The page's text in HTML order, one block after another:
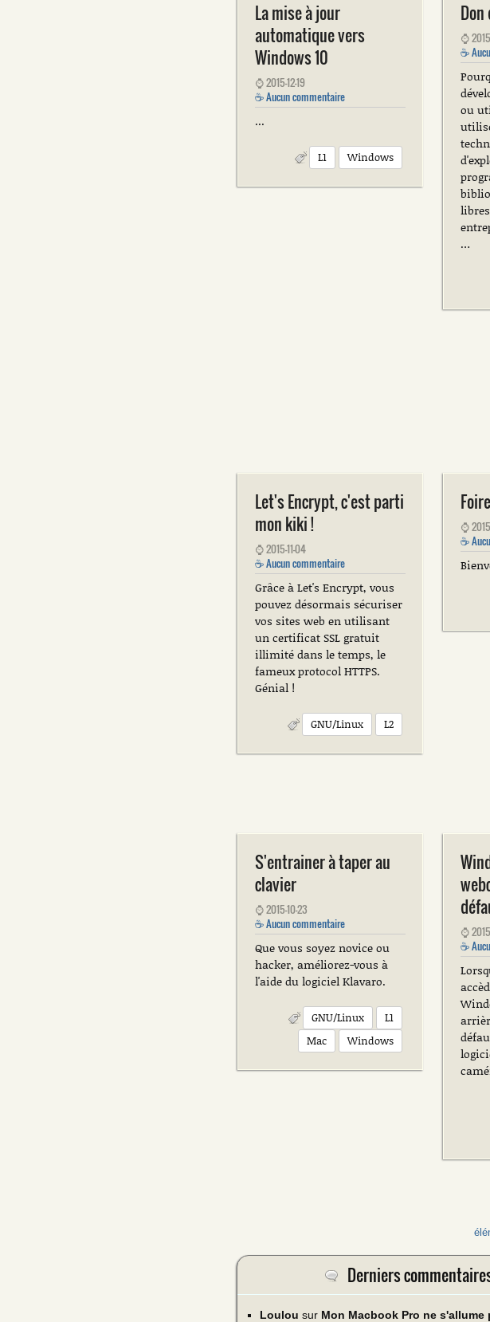
La mise à jour
automatique vers
Windows 10
⌚2015-12-19
☕Aucun commentaire
...
L1 Windows
⌚
☕
ou
…
Let's Encrypt, c'est parti
mon kiki !
⌚2015-11-04
☕Aucun commentaire
Grâce à Let's Encrypt, vous
pouvez désormais sécuriser
vos sites web en utilisant
un certificat SSL gratuit
illimité dans le temps, le
fameux protocol HTTPS.
Génial !
GNU/Linux L2
⌚
☕
S'entrainer à taper au
clavier
⌚2015-10-23
☕Aucun commentaire
Que vous soyez novice ou
hacker, améliorez-vous à
l'aide du logiciel Klavaro.
GNU/Linux
L1
Mac
Windows
⌚
☕
Derniers
Loulou sur Mon Macbook Pro ne